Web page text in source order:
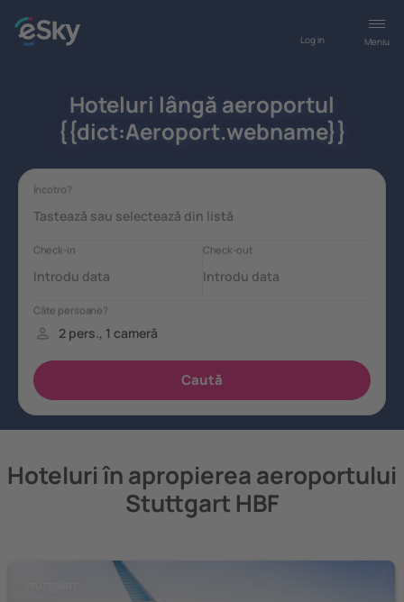
Meniu
Log in
Hoteluri lângă aeroportul
{{dict:Aeroport.webname}}
Hoteluri în apropierea aeroportului
Stuttgart HBF